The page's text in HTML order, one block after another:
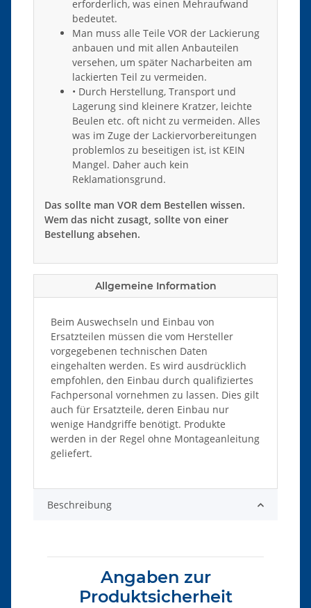
erforderlich, was einen Mehraufwand
bedeutet.
Man muss alle Teile VOR der Lackierung
anbauen und mit allen Anbauteilen
versehen, um später Nacharbeiten am
lackierten Teil zu vermeiden.
• Durch Herstellung, Transport und
Lagerung sind kleinere Kratzer, leichte
Beulen etc. oft nicht zu vermeiden. Alles
was im Zuge der Lackiervorbereitungen
problemlos zu beseitigen ist, ist KEIN
Mangel. Daher auch kein
Reklamationsgrund.
Das sollte man VOR dem Bestellen wissen.
Wem das nicht zusagt, sollte von einer
Bestellung absehen.
Allgemeine Information
Beim Auswechseln und Einbau von
Ersatzteilen müssen die vom Hersteller
vorgegebenen technischen Daten
eingehalten werden. Es wird ausdrücklich
empfohlen, den Einbau durch qualifiziertes
Fachpersonal vornehmen zu lassen. Dies gilt
auch für Ersatzteile, deren Einbau nur
wenige Handgriffe benötigt. Produkte
werden in der Regel ohne Montageanleitung
geliefert.
Beschreibung
Angaben zur
Produktsicherheit